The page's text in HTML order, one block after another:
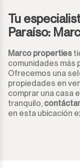
Tu
Paraíso:
Marco properties
comunidades más
Ofrecemos una
propiedades en
comprar una casa
tranquilo,
en esta ubicación